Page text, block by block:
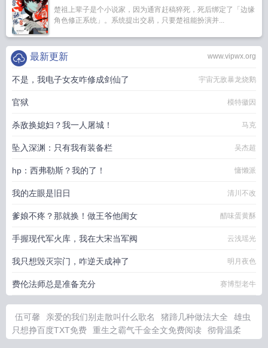
楚祖上辈子是个小说家，因为通宵赶稿猝死，死后绑定了「边缘
角色修正系统」。系统提出交易，只要楚祖能扮演并...
www.vipwx.org
最新更新
不是，我电子女友咋修成剑仙了 宇宙无敌暴龙烧鹅
官狱 模特徽因
杀敌换媳妇？我一人屠城！ 马克
坠入深渊：只有我有装备栏 吴杰超
hp：西弗勒斯？我的了！ 慵懒派
我的左眼是旧日 清川不改
爹娘不疼？那就换！做王爷他闺女 醋味蛋黄酥
手握现代军火库，我在大宋当军阀 云浅瑶光
我只想毁灭宗门，咋逆天成神了 明月夜色
费伦法师总是准备充分 赛博型老牛
伍可馨 亲爱的我们别走散叫什么歌名 猪蹄几种做法大全
雄虫
只想挣百度TXT免费
重生之霸气千金全文免费阅读
彻骨温柔